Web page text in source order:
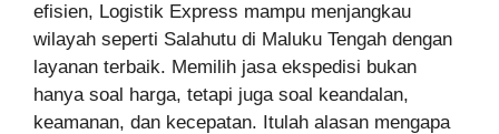
efisien, Logistik Express mampu menjangkau
wilayah seperti Salahutu di Maluku Tengah dengan
layanan terbaik. Memilih jasa ekspedisi bukan
hanya soal harga, tetapi juga soal keandalan,
keamanan, dan kecepatan. Itulah alasan mengapa